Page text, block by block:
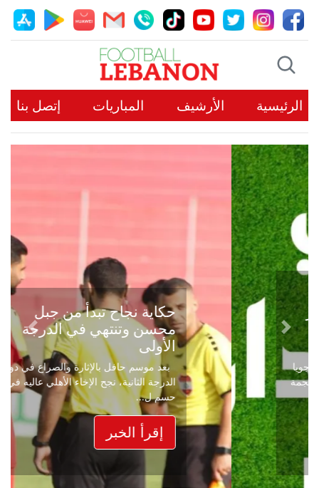
الرئيسية الأرشيف المباريات إتصل بنا
حكاية نجاح تبدأ من جبل
محسن وتنتهي في الدرجة
الأولى
بعد موسم حافل بالإثارة والصراع في دوري
الدرجة الثانية، نجح الإخاء الأهلي عاليه في
حسم ل...
إقرأ الخبر
Previous
Next